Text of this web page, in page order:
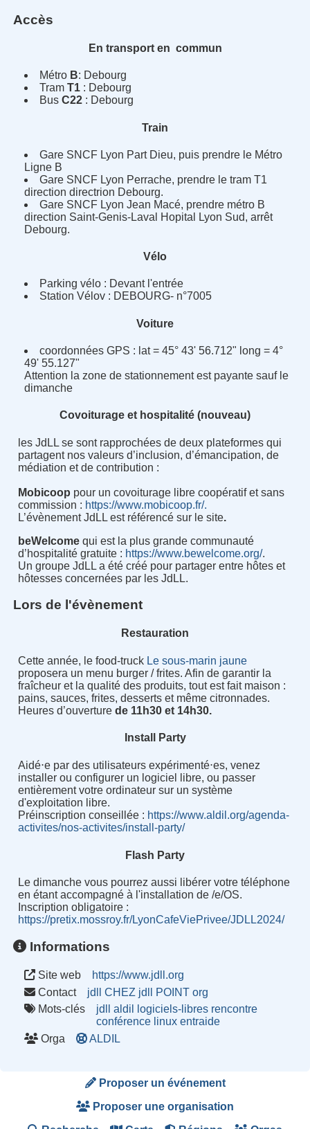
Accès
En transport en commun
Métro B: Debourg
TramT1 : Debourg
BusC22 : Debourg
Train
Gare SNCF Lyon Part Dieu, puis prendre le Métro
Ligne B
Gare SNCF Lyon Perrache, prendre le tram T1
direction directrion Debourg.
Gare SNCF Lyon Jean Macé, prendre métro B
direction Saint-Genis-Laval Hopital Lyon Sud, arrêt
Debourg.
Vélo
Parking vélo : Devant l'entrée
Station Vélov : DEBOURG- n°7005
Voiture
coordonnées GPS : lat = 45° 43' 56.712" long = 4°
49' 55.127"
Attention la zone de stationnement est payante sauf le
dimanche
Covoiturage et hospitalité (nouveau)
les JdLL se sont rapprochées de deux plateformes qui
partagent nos valeurs d’inclusion, d’émancipation, de
médiation et de contribution :
Mobicoop pour un covoiturage libre coopératif et sans
commission : https://www.mobicoop.fr/.
L’évènement JdLL est référencé sur le site.
beWelcomequi est la plus grande communauté
d’hospitalité gratuite : https://www.bewelcome.org/.
Un groupe JdLL a été créé pour partager entre hôtes et
hôtesses concernées par les JdLL.
Lors de l'évènement
Restauration
Cette année, le food-truck Le sous-marin jaune
proposera un menu burger / frites. Afin de garantir la
fraîcheur et la qualité des produits, tout est fait maison :
pains, sauces, frites, desserts et même citronnades.
Heures d’ouverture de 11h30 et 14h30.
Install Party
Aidé⋅e par des utilisateurs expérimenté⋅es, venez
installer ou configurer un logiciel libre, ou passer
entièrement votre ordinateur sur un système
d'exploitation libre.
Préinscription conseillée : https://www.aldil.org/agenda-
activites/nos-activites/install-party/
Flash Party
Le dimanche vous pourrez aussi libérer votre téléphone
en étant accompagné à l'installation de /e/OS.
Inscription obligatoire :
https://pretix.mossroy.fr/LyonCafeViePrivee/JDLL2024/
Informations
Site web
https://www.jdll.org
Contact
jdll CHEZ jdll POINT org
Mots-clés
jdll aldil logiciels-libres rencontre
conférence linux entraide
Orga
ALDIL
Proposer un événement
Proposer une organisation